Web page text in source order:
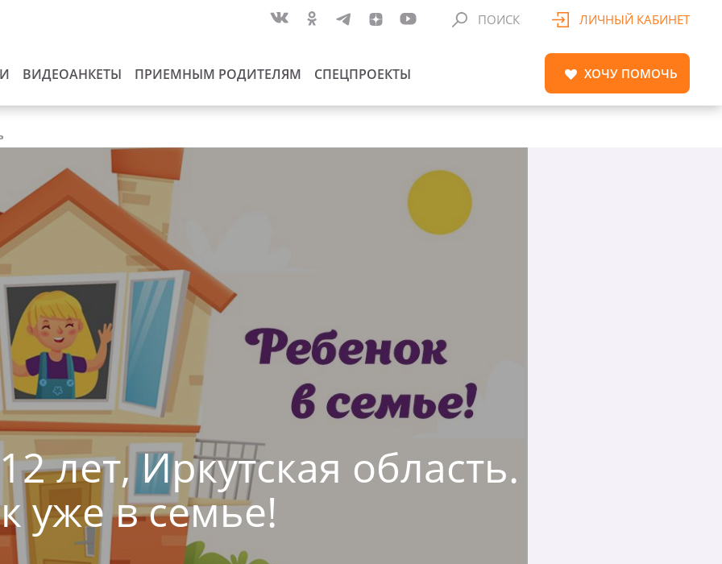
ВИДЕОАНКЕТЫ ПРИЕМНЫМ РОДИТЕЛЯМ СПЕЦПРОЕКТЫ
ПОИСК ЛИЧНЫЙ КАБИНЕТ
ХОЧУ ПОМОЧЬ
лет, Иркутская область.
уже в семье!